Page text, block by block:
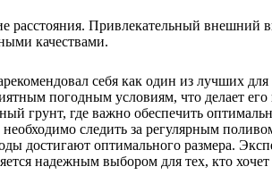
расстояния. Привлекательный
качествами.
себя как один из лучших
погодным условиям, что делает
грунт, где важно обеспечить
следить за регулярным
достигают оптимального размера.
надежным выбором для тех, кто